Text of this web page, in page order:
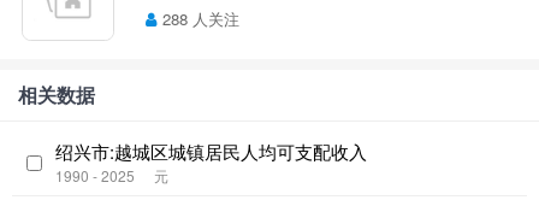
288 人关注
相关数据
绍兴市:越城区城镇居民人均可支配收入
1990 - 2025 元